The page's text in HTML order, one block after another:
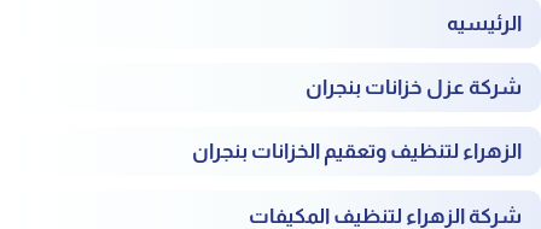
الرئيسيه
شركة عزل خزانات بنجران
الزهراء لتنظيف وتعقيم الخزانات بنجران
شركة الزهراء لتنظيف المكيفات